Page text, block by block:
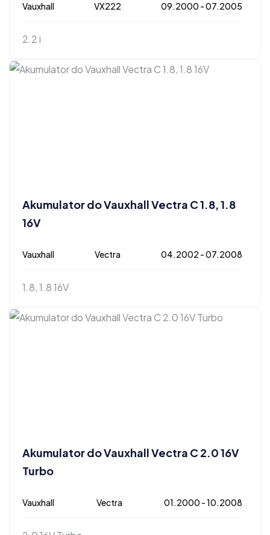
Vauxhall VX222 09.2000 - 07.2005
2.2 i
Akumulator do Vauxhall Vectra C 1.8, 1.8
16V
Vauxhall Vectra 04.2002 - 07.2008
1.8, 1.8 16V
Akumulator do Vauxhall Vectra C 2.0 16V
Turbo
Vauxhall Vectra 01.2000 - 10.2008